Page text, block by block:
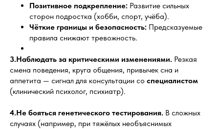
Позитивное подкрепление: Развитие сильных
сторон подростка (хобби, спорт, учёба).
Чёткие границы и безопасность: Предсказуемые
правила снижают тревожность.
3.Наблюдать за критическими изменениями. Резкая
смена поведения, круга общения, привычек сна и
аппетита — сигнал для консультации со специалистом
(клинический психолог, психиатр).
4.Не бояться генетического тестирования. В сложных
случаях (например, при тяжёлых необъяснимых